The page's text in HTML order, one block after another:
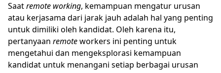
Saatremote working, kemampuan mengatur urusan
atau kerjasama dari jarak jauh adalah hal yang penting
untuk dimiliki oleh kandidat. Oleh karena itu,
pertanyaan remoteworkers ini penting untuk
mengetahui dan mengeksplorasi kemampuan
kandidat untuk menangani setiap berbagai urusan